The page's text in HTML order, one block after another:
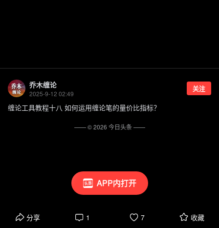
APP内打开
乔木缠论
2025-9-12 02:49
关注
缠论工具教程十八 如何运用缠论笔的量价比指标？
分享 1 7 收藏
—— ©2026 今日头条——